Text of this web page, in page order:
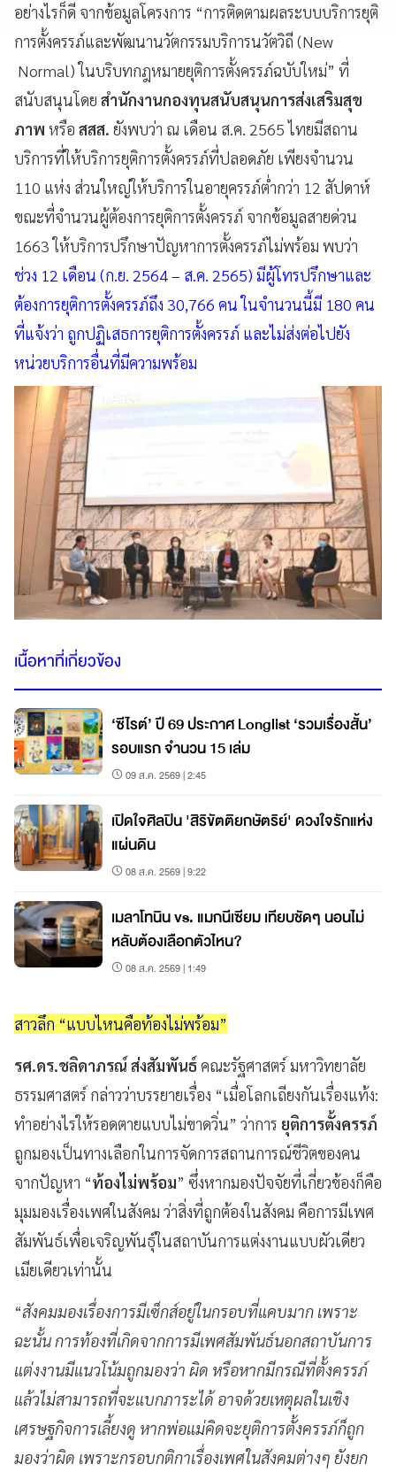
อย่างไรก็ดี จากข้อมูลโครงการ “การติดตามผลระบบบริการยุติ
การตั้งครรภ์และพัฒนานวัตกรรมบริการนวัตวิถี (New
Normal) ในบริบทกฎหมายยุติการตั้งครรภ์ฉบับใหม่” ที่
สนับสนุนโดย สำนักงานกองทุนสนับสนุนการส่งเสริมสุข
ภาพ หรือ สสส. ยังพบว่า ณ เดือน ส.ค. 2565 ไทยมีสถาน
บริการที่ให้บริการยุติการตั้งครรภ์ที่ปลอดภัย เพียงจำนวน
110 แห่ง ส่วนใหญ่ให้บริการในอายุครรภ์ต่ำกว่า 12 สัปดาห์
ขณะที่จำนวนผู้ต้องการยุติการตั้งครรภ์ จากข้อมูลสายด่วน
1663 ให้บริการปรึกษาปัญหาการตั้งครรภ์ไม่พร้อม พบว่า
ช่วง 12 เดือน (ก.ย. 2564 – ส.ค. 2565) มีผู้โทรปรึกษาและ
ต้องการยุติการตั้งครรภ์ถึง 30,766 คน ในจำนวนนี้มี 180 คน
ที่แจ้งว่า ถูกปฏิเสธการยุติการตั้งครรภ์ และไม่ส่งต่อไปยัง
หน่วยบริการอื่นที่มีความพร้อม
เนื้อหาที่เกี่ยวข้อง
‘ซีไรต์’ ปี 69 ประกาศ Longlist ‘รวมเรื่องสั้น’
รอบแรก จำนวน 15 เล่ม
09 ส.ค. 2569 | 2:45
เปิดใจศิลปิน 'สิริขัตติยกษัตริย์' ดวงใจรักแห่ง
แผ่นดิน
08 ส.ค. 2569 | 9:22
เมลาโทนิน vs. แมกนีเซียม เทียบชัดๆ นอนไม่
หลับต้องเลือกตัวไหน?
08 ส.ค. 2569 | 1:49
สาวลึก “แบบไหนคือท้องไม่พร้อม”
รศ.ดร.ชลิดาภรณ์ ส่งสัมพันธ์คณะรัฐศาสตร์ มหาวิทยาลัย
ธรรมศาสตร์ กล่าวว่าบรรยายเรื่อง “เมื่อโลกเถียงกันเรื่องแท้ง:
ทําอย่างไรให้รอดตายแบบไม่ขาดวิ่น” ว่าการ ยุติการตั้งครรภ์
ถูกมองเป็นทางเลือกในการจัดการสถานการณ์ชีวิตของคน
จากปัญหา “ท้องไม่พร้อม” ซึ่งหากมองปัจจัยที่เกี่ยวข้องก็คือ
มุมมองเรื่องเพศในสังคม ว่าสิ่งที่ถูกต้องในสังคม คือการมีเพศ
สัมพันธ์เพื่อเจริญพันธุ์ในสถาบันการแต่งงานแบบผัวเดียว
เมียเดียวเท่านั้น
“สังคมมองเรื่องการมีเซ็กส์อยู่ในกรอบที่แคบมาก เพราะ
ฉะนั้น การท้องที่เกิดจากการมีเพศสัมพันธ์นอกสถาบันการ
แต่งงานมีแนวโน้มถูกมองว่า ผิด หรือหากมีกรณีที่ตั้งครรภ์
แล้วไม่สามารถที่จะแบกภาระได้ อาจด้วยเหตุผลในเชิง
เศรษฐกิจการเลี้ยงดู หากพ่อแม่คิดจะยุติการตั้งครรภ์ก็ถูก
มองว่าผิด เพราะกรอบกติกาเรื่องเพศในสังคมต่างๆ ยังยก